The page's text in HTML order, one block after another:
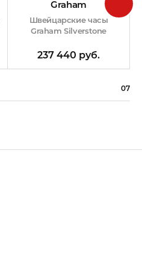
Graham
Швейцарские часы
Graham Silverstone
237 440 руб.
07